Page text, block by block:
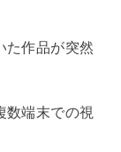
た作品が突然
数端末での視